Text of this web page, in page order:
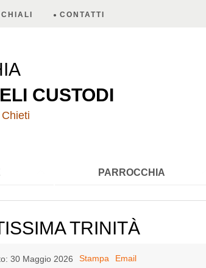
CONTATTI
CUSTODI
PARROCCHIA
TRINITÀ
30 Maggio 2026 Stampa Email